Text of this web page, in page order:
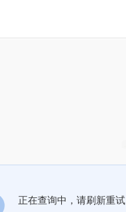
正在查询中，请刷新重试